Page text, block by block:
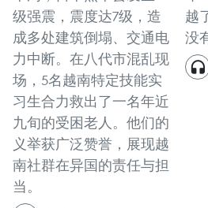
级强震，震度达7级，造
成多处建筑倒塌、交通电
力中断。在八代市混乱现
场，5名越南特定技能实
习生合力救出了一名年近
九旬的受困老人。他们的
义举获广泛赞誉，展现越
南社群在异国的责任与担
当。
越
没